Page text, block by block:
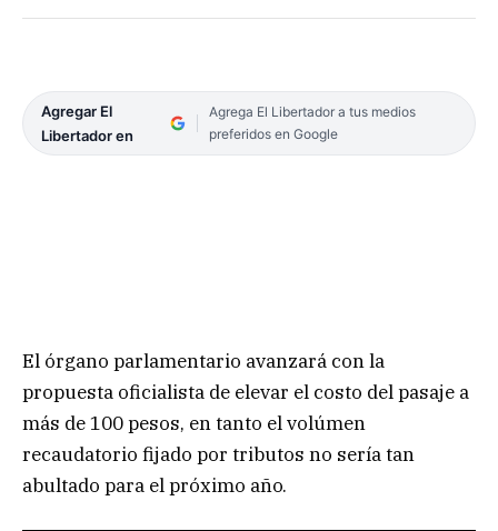
Agregar El
Libertador en
Agrega El Libertador a tus medios
preferidos en Google
El órgano parlamentario avanzará con la
propuesta oficialista de elevar el costo del pasaje a
más de 100 pesos, en tanto el volúmen
recaudatorio fijado por tributos no sería tan
abultado para el próximo año.